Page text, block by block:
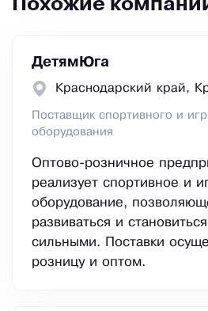
Похожие
ДетямЮга
Краснодарский край,
Поставщик спортивного и
оборудования
Оптово-розничное
реализует спортивное и
оборудование,
развиваться и
сильными. Поставки
розницу и оптом.